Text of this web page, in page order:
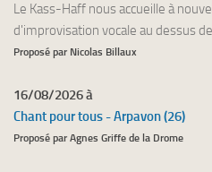
Le Kass-Haff nous accueille à
d'improvisation vocale au dessus
Proposé par Nicolas Billaux
16/08/2026 à
Chant pour tous - Arpavon (26)
Proposé par Agnes Griffe de la Drome